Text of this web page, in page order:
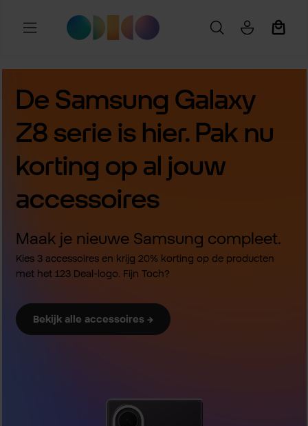
Ga naar de hoofdinhoud
De Samsung Galaxy
Z8 serie is hier. Pak nu
korting op al jouw
accessoires
Maak je nieuwe Samsung compleet.
Kies 3 accessoires en krijg 20% korting op de producten
met het 123 Deal-logo. Fijn Toch?
Bekijk alle accessoires →